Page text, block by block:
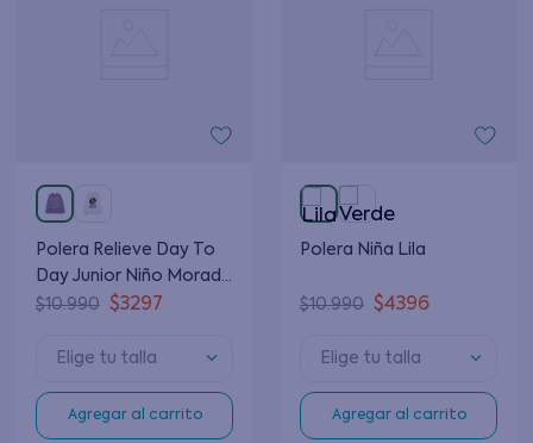
Polera Relieve Day To
Day Junior Niño Morado
8 a 12 Años
$10.990 $3297
Elige tu talla
Agregar al carrito
Polera Niña Lila
$10.990 $4396
Elige tu talla
Agregar al carrito